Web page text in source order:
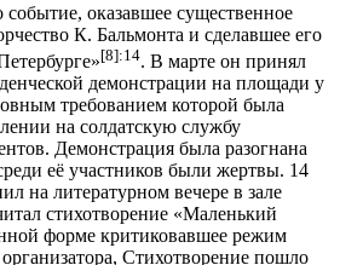
оказавшее существенное
К. Бальмонта и сделавшее его
[8]:14. В марте он принял
демонстрации на площади у
требованием которой была
на солдатскую службу
Демонстрация была разогнана
её участников были жертвы. 14
на литературном вечере в зале
стихотворение «Маленький
форме критиковавшее режим
Стихотворение пошло